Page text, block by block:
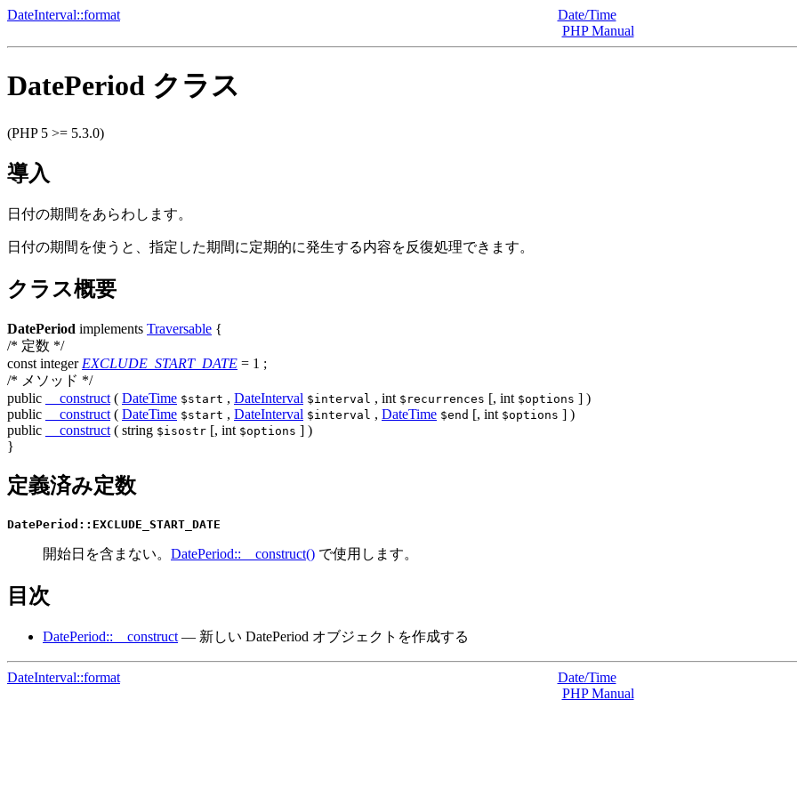
DateInterval::format
Date/Time
PHP Manual
DatePeriod クラス
(PHP 5 >= 5.3.0)
導入
日付の期間をあらわします。
日付の期間を使うと、指定した期間に定期的に発生する内容を反復処理できます。
クラス概要
DatePeriod implements Traversable {
/* 定数 */
const integer EXCLUDE_START_DATE = 1 ;
/* メソッド */
public
__construct ( DateTime $start , DateInterval $interval , int $recurrences [, int $options ] )
public
__construct ( DateTime $start , DateInterval $interval , DateTime $end [, int $options ] )
public
__construct ( string $isostr [, int $options ] )
}
定義済み定数
DatePeriod::EXCLUDE_START_DATE
開始日を含まない。 DatePeriod::__construct() で使用します。
目次
DatePeriod::__construct — 新しい DatePeriod オブジェクトを作成する
DateInterval::format
Date/Time
PHP Manual